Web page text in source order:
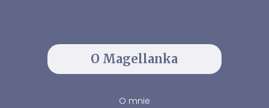
O Magellanka
O mnie